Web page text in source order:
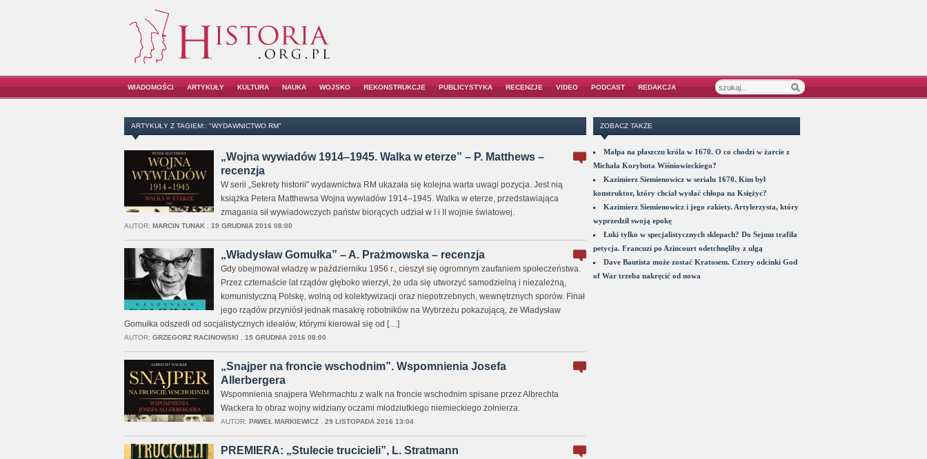
WIADOMOŚCI ARTYKUŁY KULTURA NAUKA WOJSKO REKONSTRUKCJE PUBLICYSTYKA RECENZJE VIDEO PODCAST REDAKCJA
ARTYKUŁY Z TAGIEM:: "WYDAWNICTWO RM"
„Wojna wywiadów 1914‒1945. Walka w eterze” – P. Matthews –
recenzja
W serii „Sekrety historii” wydawnictwa RM ukazała się kolejna warta uwagi pozycja. Jest nią
książka Petera Matthewsa Wojna wywiadów 1914‒1945. Walka w eterze, przedstawiająca
zmagania sił wywiadowczych państw biorących udział w I i II wojnie światowej.
AUTOR: MARCIN TUNAK, 19 GRUDNIA 2016 08:00
„Władysław Gomułka” – A. Prażmowska – recenzja
Gdy obejmował władzę w październiku 1956 r., cieszył się ogromnym zaufaniem społeczeństwa.
Przez czternaście lat rządów głęboko wierzył, że uda się utworzyć samodzielną i niezależną,
komunistyczną Polskę, wolną od kolektywizacji oraz niepotrzebnych, wewnętrznych sporów. Finał
jego rządów przyniósł jednak masakrę robotników na Wybrzeżu pokazującą, że Władysław
Gomułka odszedł od socjalistycznych ideałów, którymi kierował się od […]
AUTOR: GRZEGORZ RACINOWSKI 15 GRUDNIA 2016 08:00
„Snajper na froncie wschodnim”. Wspomnienia Josefa
Allerbergera
Wspomnienia snajpera Wehrmachtu z walk na froncie wschodnim spisane przez Albrechta
Wackera to obraz wojny widziany oczami młodziutkiego niemieckiego żołnierza.
AUTOR: PAWEŁ MARKIEWICZ, 29 LISTOPADA 2016 13:04
PREMIERA: „Stulecie trucicieli”, L. Stratmann
ZOBACZ TAKŻE
Małpa na płaszczu króla w 1670. O co chodzi w żarcie z
Michała Korybuta Wiśniowieckiego?
Kazimierz Siemienowicz w serialu 1670. Kim był
konstruktor, który chciał wysłać chłopa na Księżyc?
Kazimierz Siemienowicz i jego rakiety. Artylerzysta, który
wyprzedził swoją epokę
Łuki tylko w specjalistycznych sklepach? Do Sejmu trafiła
petycja. Francuzi po Azincourt odetchnęliby z ulgą
Dave Bautista może zostać Kratosem. Cztery odcinki God
of War trzeba nakręcić od nowa